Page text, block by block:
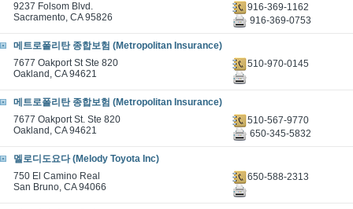
9237 Folsom Blvd.
Sacramento, CA 95826
916-369-1162
916-369-0753
메트로폴리탄 종합보험 (Metropolitan Insurance)
7677 Oakport St Ste 820
Oakland, CA 94621
510-970-0145
메트로폴리탄 종합보험 (Metropolitan Insurance)
7677 Oakport St. Ste 820
Oakland, CA 94621
510-567-9770
650-345-5832
멜로디도요다 (Melody Toyota Inc)
750 El Camino Real
San Bruno, CA 94066
650-588-2313